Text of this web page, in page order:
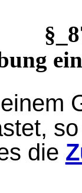
die